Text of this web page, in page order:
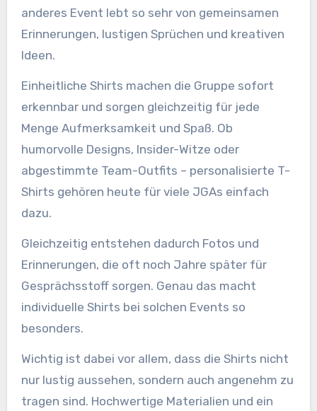
anderes Event lebt so sehr von gemeinsamen
Erinnerungen, lustigen Sprüchen und kreativen
Ideen.
Einheitliche Shirts machen die Gruppe sofort
erkennbar und sorgen gleichzeitig für jede
Menge Aufmerksamkeit und Spaß. Ob
humorvolle Designs, Insider-Witze oder
abgestimmte Team-Outfits – personalisierte T-
Shirts gehören heute für viele JGAs einfach
dazu.
Gleichzeitig entstehen dadurch Fotos und
Erinnerungen, die oft noch Jahre später für
Gesprächsstoff sorgen. Genau das macht
individuelle Shirts bei solchen Events so
besonders.
Wichtig ist dabei vor allem, dass die Shirts nicht
nur lustig aussehen, sondern auch angenehm zu
tragen sind. Hochwertige Materialien und ein